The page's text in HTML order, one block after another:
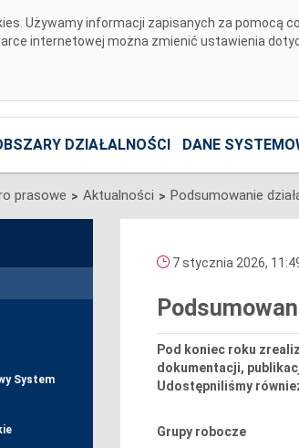
Używamy informacji zapisanych za pomocą
internetowej można zmienić ustawienia
DZIAŁALNOŚCI DANE
prasowe > Aktualności >
System
7 stycznia 2026,
Pod koniec roku
dokumentacji,
Udostępniliśmy
Grupy robocze